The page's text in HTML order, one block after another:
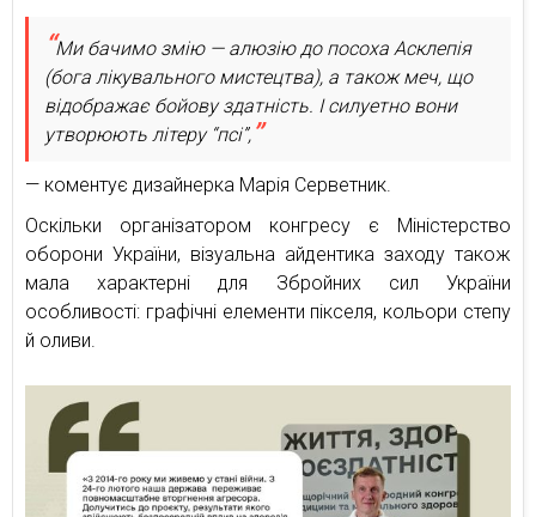
Ми бачимо змію — алюзію до посоха Асклепія
(бога лікувального мистецтва), а також меч, що
відображає бойову здатність. І силуетно вони
утворюють літеру “псі”,
— коментує дизайнерка Марія Серветник.
Оскільки організатором конгресу є Міністерство
оборони України, візуальна айдентика заходу також
мала характерні для Збройних сил України
особливості: графічні елементи пікселя, кольори степу
й оливи.